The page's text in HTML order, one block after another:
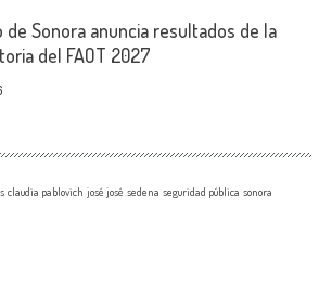
de Sonora anuncia resultados de la
del FAOT 2027
claudia pablovich josé josé sedena seguridad pública sonora